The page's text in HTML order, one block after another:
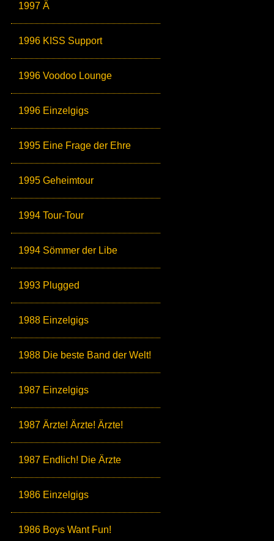
1997 Ä
1996 KISS Support
1996 Voodoo Lounge
1996 Einzelgigs
1995 Eine Frage der Ehre
1995 Geheimtour
1994 Tour-Tour
1994 Sömmer der Libe
1993 Plugged
1988 Einzelgigs
1988 Die beste Band der Welt!
1987 Einzelgigs
1987 Ärzte! Ärzte! Ärzte!
1987 Endlich! Die Ärzte
1986 Einzelgigs
1986 Boys Want Fun!